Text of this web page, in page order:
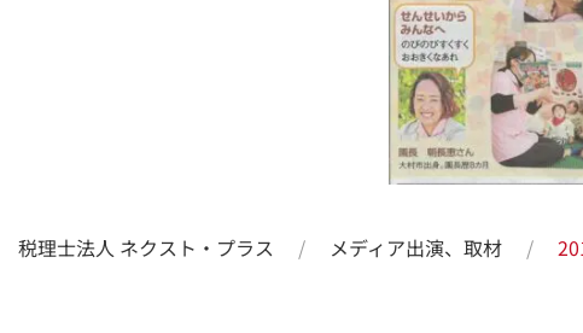
税理士法人 ネクスト・プラス メディア出演、取材